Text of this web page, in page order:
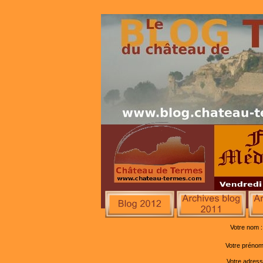
Votre nom :
Votre
Votre